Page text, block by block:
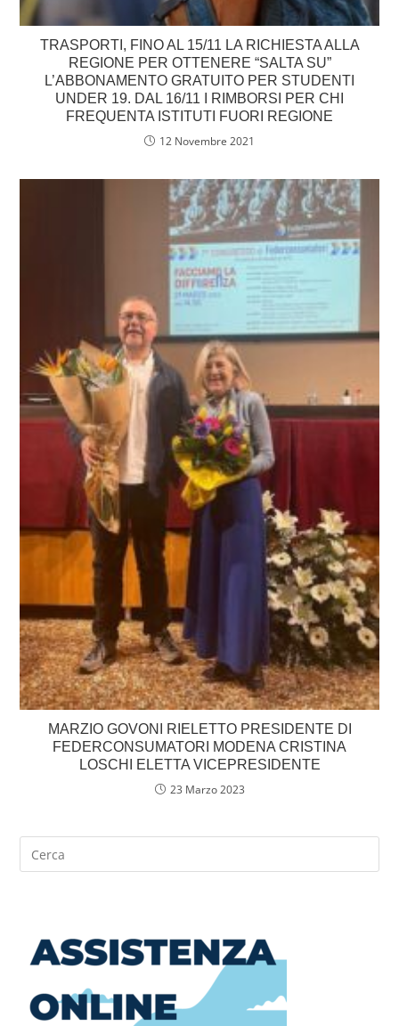
​TRASPORTI, FINO AL 15/11 LA RICHIESTA ALLA
REGIONE PER OTTENERE “SALTA SU”
L’ABBONAMENTO GRATUITO PER STUDENTI
UNDER 19. DAL 16/11 I RIMBORSI PER CHI
FREQUENTA ISTITUTI FUORI REGIONE
12 Novembre 2021
MARZIO GOVONI RIELETTO PRESIDENTE DI
FEDERCONSUMATORI MODENA CRISTINA
LOSCHI ELETTA VICEPRESIDENTE
23 Marzo 2023